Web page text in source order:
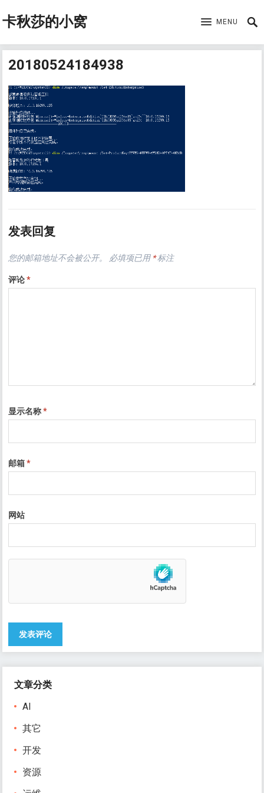
卡秋莎的小窝 MENU
20180524184938
发表回复
您的邮箱地址不会被公开。 必填项已用 *标注
评论*
显示名称*
邮箱*
网站
文章分类
AI
其它
开发
资源